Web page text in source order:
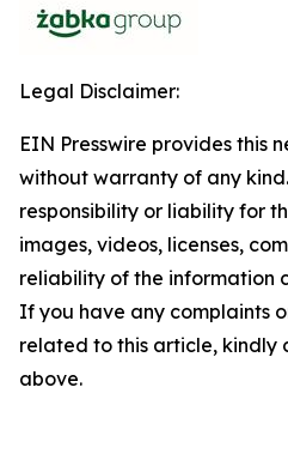
Legal Disclaimer:
EIN Presswire provides this
without warranty of any
responsibility or liability for
images, videos, licenses,
reliability of the information
If you have any complaints
related to this article, kindly
above.